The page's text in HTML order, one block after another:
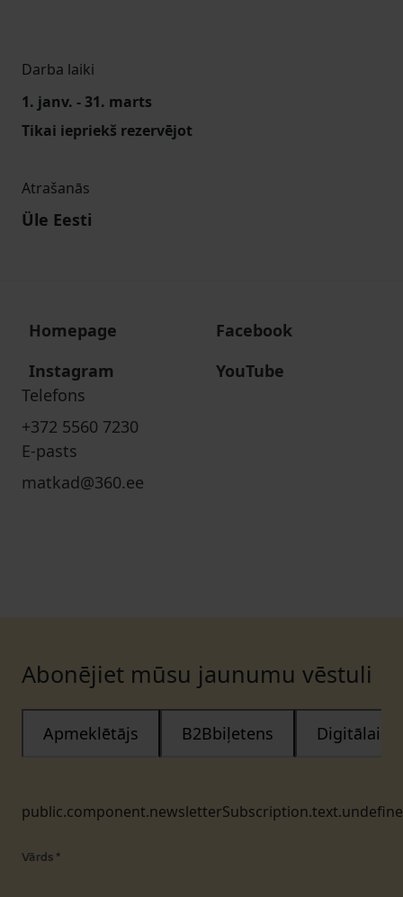
Darba laiki
1. janv. - 31. marts
Tikai iepriekš rezervējot
Atrašanās
Üle Eesti
Homepage
Facebook
Instagram
YouTube
Telefons
+372 5560 7230
E-pasts
matkad@360.ee
Abonējiet mūsu jaunumu vēstuli
Apmeklētājs B2Bbiļetens Digitālais
Vārds *